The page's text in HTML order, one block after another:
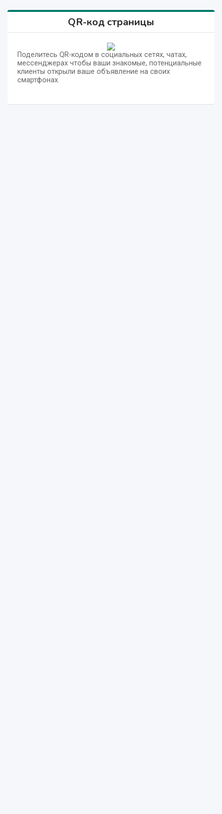
QR-код страницы
Поделитесь QR-кодом в социальных сетях, чатах,
мессенджерах чтобы ваши знакомые, потенциальные
клиенты открыли ваше объявление на своих
смартфонах.